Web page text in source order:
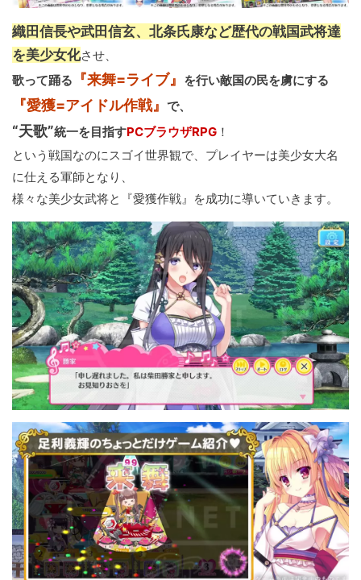
織田信長や武田信玄、北条氏康など歴代の戦国武将達
を美少女化させ、
歌って踊る
『来舞=ライブ』 を行い敵国の民を虜にする
『愛獲=アイドル作戦』 で、
“天歌”統一を目指すPCブラウザRPG ！
という戦国なのにスゴイ世界観で、プレイヤーは美少女大名
に仕える軍師となり、
様々な美少女武将と『愛獲作戦』を成功に導いていきます。